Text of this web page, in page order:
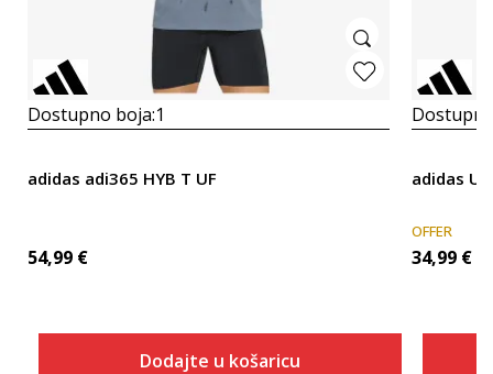
Dostupno boja:1
adidas adi365 HYB T UF
54,99 €
Dodajte u košaricu
adidas
OFFER
34,99 €